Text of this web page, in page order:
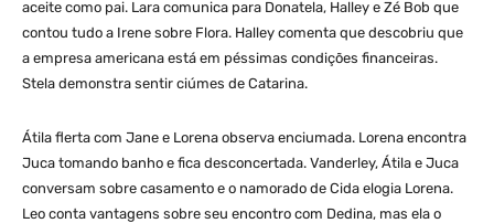
aceite como pai. Lara comunica para Donatela, Halley e Zé Bob que
contou tudo a Irene sobre Flora. Halley comenta que descobriu que
a empresa americana está em péssimas condições financeiras.
Stela demonstra sentir ciúmes de Catarina.
Átila flerta com Jane e Lorena observa enciumada. Lorena encontra
Juca tomando banho e fica desconcertada. Vanderley, Átila e Juca
conversam sobre casamento e o namorado de Cida elogia Lorena.
Leo conta vantagens sobre seu encontro com Dedina, mas ela o